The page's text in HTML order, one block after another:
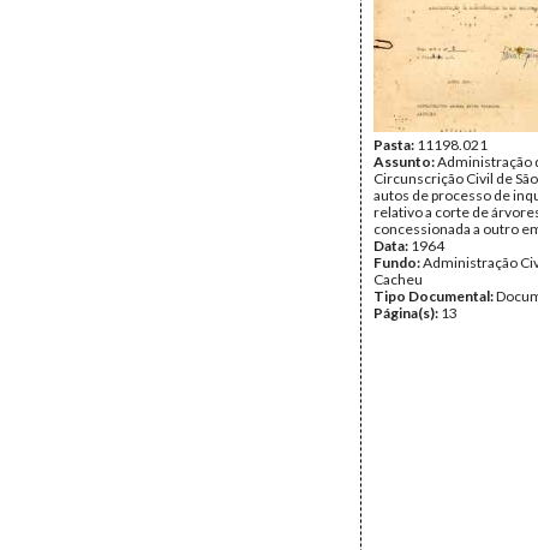
Pasta: 11198.021
Assunto:Administração
Circunscrição Civil de
autos de processo de
relativo a corte de
concessionada a outro
Data: 1964
Fundo:Administração
Cacheu
Tipo Documental:
Página(s): 13